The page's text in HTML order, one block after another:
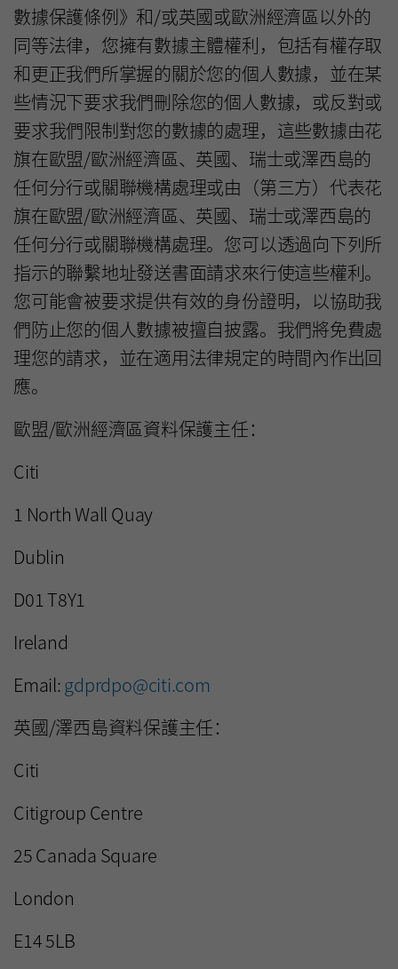
數據保護條例》和/或英國或歐洲經濟區以外的
同等法律，您擁有數據主體權利，包括有權存取
和更正我們所掌握的關於您的個人數據，並在某
些情況下要求我們刪除您的個人數據，或反對或
要求我們限制對您的數據的處理，這些數據由花
旗在歐盟/歐洲經濟區、英國、瑞士或澤西島的
任何分行或關聯機構處理或由（第三方）代表花
旗在歐盟/歐洲經濟區、英國、瑞士或澤西島的
任何分行或關聯機構處理。您可以透過向下列所
指示的聯繫地址發送書面請求來行使這些權利。
您可能會被要求提供有效的身份證明，以協助我
們防止您的個人數據被擅自披露。我們將免費處
理您的請求，並在適用法律規定的時間內作出回
應。
歐盟/歐洲經濟區資料保護主任：
Citi
1 North Wall Quay
Dublin
D01 T8Y1
Ireland
Email:gdprdpo@citi.com
英國/澤西島資料保護主任：
Citi
Citigroup Centre
25 Canada Square
London
E14 5LB